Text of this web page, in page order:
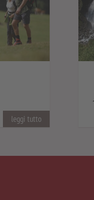
leggi tutto